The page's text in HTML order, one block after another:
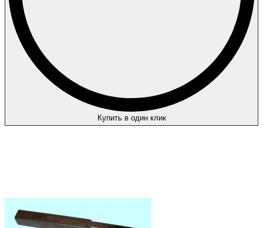
Купить в один клик